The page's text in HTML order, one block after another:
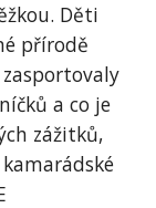
Děti
přírodě
a co je
zážitků,